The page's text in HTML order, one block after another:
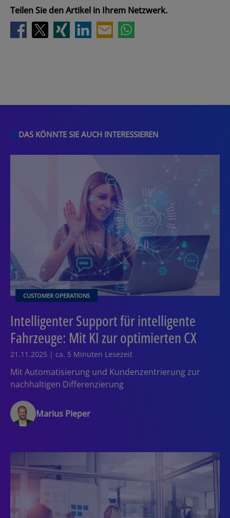
Teilen Sie den Artikel in Ihrem Netzwerk.
DAS KÖNNTE SIE AUCH INTERESSIEREN
CUSTOMER OPERATIONS
Intelligenter Support für intelligente
Fahrzeuge: Mit KI zur optimierten CX
21.11.2025 | ca. 5 Minuten Lesezeit
Mit Automatisierung und Kundenzentrierung zur
nachhaltigen Differenzierung
Marius Pieper